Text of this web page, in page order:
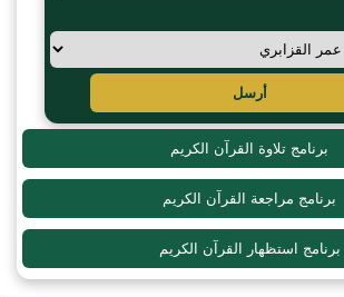
أرسل
برنامج تلاوة القرآن الكريم
برنامج مراجعة القرآن الكريم
برنامج استظهار القرآن الكريم